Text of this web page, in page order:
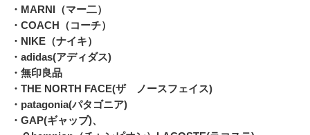
・MARNI（マー二）
・COACH（コーチ）
・NIKE（ナイキ）
・adidas(アディダス)
・無印良品
・THE NORTH FACE(ザ　ノースフェイス)
・patagonia(パタゴニア)
・GAP(ギャップ)、